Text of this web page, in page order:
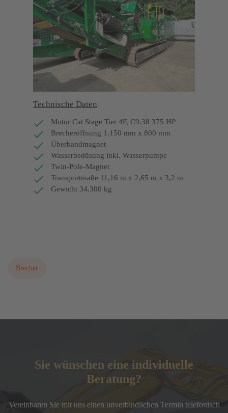
Technische Daten
Motor Cat Stage Tier 4F, C9.38 375 HP
Brecheröffnung 1.150 mm x 800 mm
Überbandmagnet
Wasserbedüsung inkl. Wasserpumpe
Twin-Pole-Magnet
Transportmaße 11,16 m x 2,65 m x 3,2 m
Gewicht 34.300 kg
Brecher
Sie wünschen eine individuelle
Beratung?
Vereinbaren Sie mit uns einen unverbindlichen Termin telefonisch